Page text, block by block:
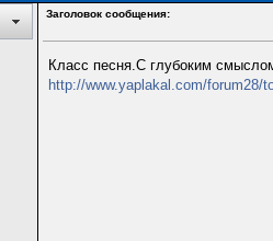
Заголовок сообщения:
Класс песня.С глубоким
http://www.yaplakal.com/forum28/